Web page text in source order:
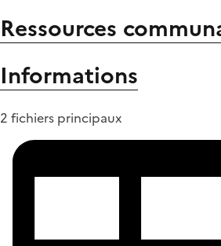
Ressources
Informations
2 fichiers principaux